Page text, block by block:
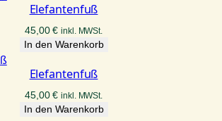
Elefantenfuß
45,00€ inkl. MWSt.
In den Warenkorb
Elefantenfuß
45,00€ inkl. MWSt.
In den Warenkorb